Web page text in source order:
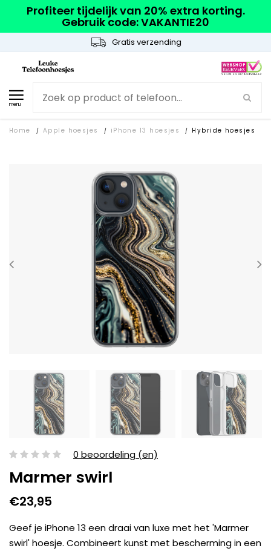
Profiteer tijdelijk van 20% extra korting.
Gebruik code: VAKANTIE20
Gratis verzending
menu
Home / Apple hoesjes / iPhone 13 hoesjes / Hybride hoesjes
0 beoordeling (en)
Marmer swirl
€23,95
Geef je iPhone 13 een draai van luxe met het 'Marmer
swirl' hoesje. Combineert kunst met bescherming in een